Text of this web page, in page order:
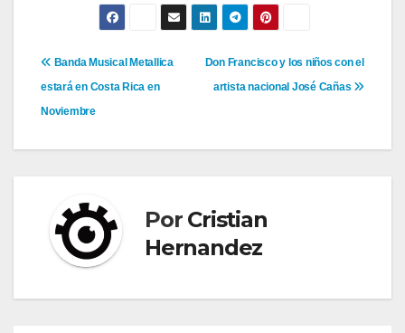
Navegación
de
entradas
Don Francisco y los niños con el
artista nacional José Cañas
Banda Musical Metallica
estará en Costa Rica en
Noviembre
Por Cristian
Hernandez